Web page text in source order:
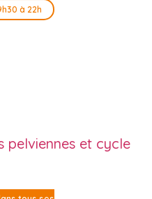
à 22h
pelviennes et cycle